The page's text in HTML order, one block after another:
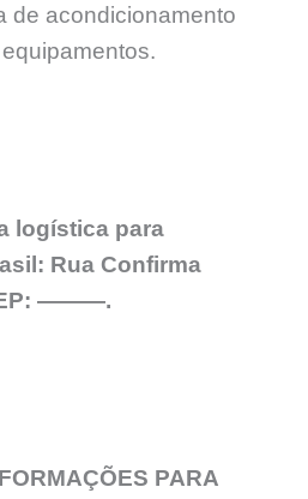
de acondicionamento
logística para
Rua Confirma
———.
PARA